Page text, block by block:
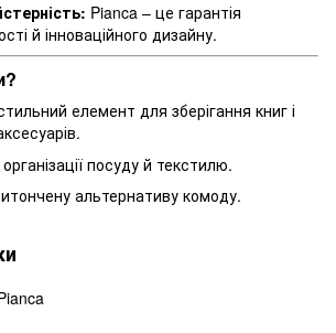
Pianca – це гарантія
й інноваційного дизайну.
елемент для зберігання книг і
посуду й текстилю.
альтернативу комоду.